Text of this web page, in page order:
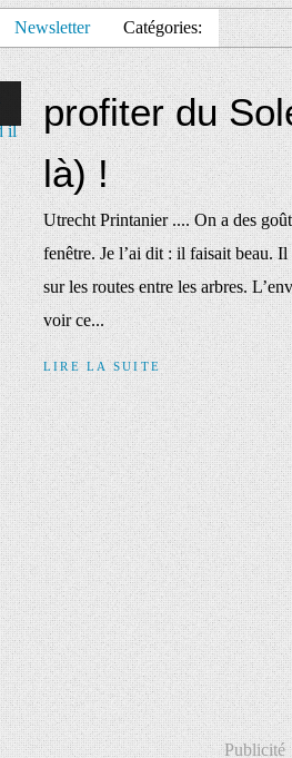
Newsletter Catégories:
profiter du
là) !
Utrecht Printanier .... On a des
fenêtre. Je l’ai dit : il faisait beau.
sur les routes entre les arbres.
voir ce...
LIRE LA SUITE
Publicité